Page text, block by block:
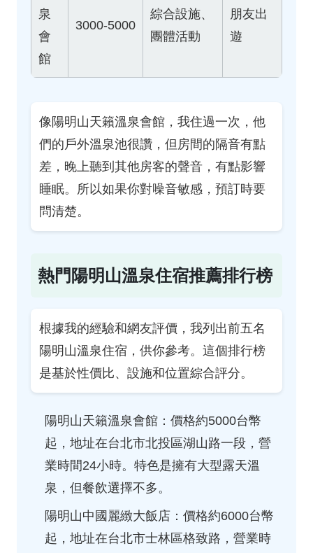
泉
會
館
3000-5000
綜合設施、
團體活動
朋友出
遊
像陽明山天籟溫泉會館，我住過一次，他
們的戶外溫泉池很讚，但房間的隔音有點
差，晚上聽到其他房客的聲音，有點影響
睡眠。所以如果你對噪音敏感，預訂時要
問清楚。
熱門陽明山溫泉住宿推薦排行榜
根據我的經驗和網友評價，我列出前五名
陽明山溫泉住宿，供你參考。這個排行榜
是基於性價比、設施和位置綜合評分。
陽明山天籟溫泉會館：價格約5000台幣
起，地址在台北市北投區湖山路一段，營
業時間24小時。特色是擁有大型露天溫
泉，但餐飲選擇不多。
陽明山中國麗緻大飯店：價格約6000台幣
起，地址在台北市士林區格致路，營業時